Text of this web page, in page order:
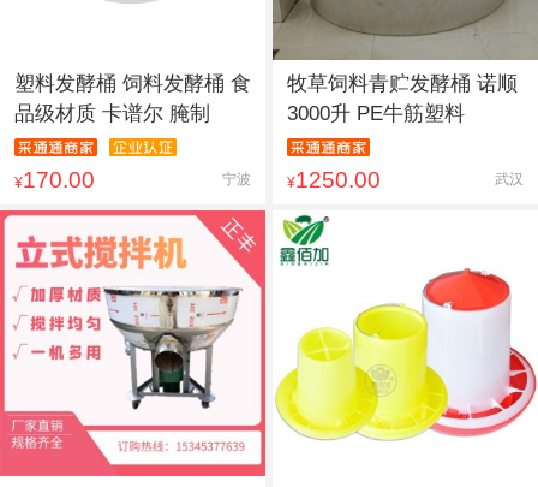
塑料发酵桶 饲料发酵桶 食
品级材质 卡谱尔 腌制
¥170.00 宁波
牧草饲料青贮发酵桶 诺顺
3000升 PE牛筋塑料
¥1250.00 武汉